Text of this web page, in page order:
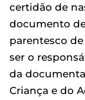
certidão de
documento
parentesco
ser o
da
Criança e do